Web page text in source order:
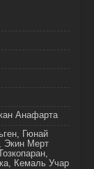
Анафарта
Гюнай
Экин Мерт
Кемаль Учар